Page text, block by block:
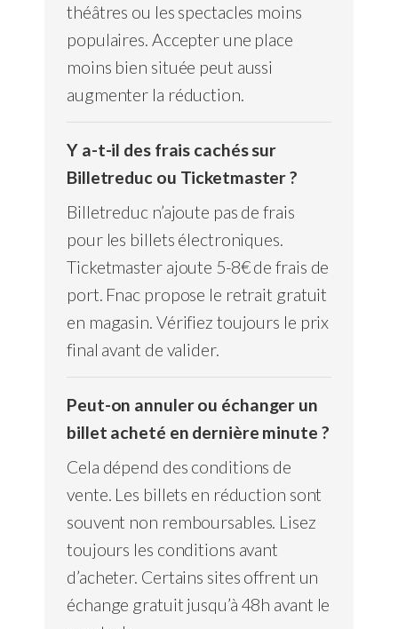
théâtres ou les spectacles moins
populaires. Accepter une place
moins bien située peut aussi
augmenter la réduction.
Y a-t-il des frais cachés sur
Billetreduc ou Ticketmaster ?
Billetreduc n’ajoute pas de frais
pour les billets électroniques.
Ticketmaster ajoute 5-8€ de frais de
port. Fnac propose le retrait gratuit
en magasin. Vérifiez toujours le prix
final avant de valider.
Peut-on annuler ou échanger un
billet acheté en dernière minute ?
Cela dépend des conditions de
vente. Les billets en réduction sont
souvent non remboursables. Lisez
toujours les conditions avant
d’acheter. Certains sites offrent un
échange gratuit jusqu’à 48h avant le